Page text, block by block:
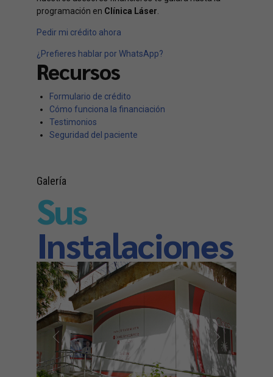
programación en Clínica Láser
Pedir mi crédito ahora
¿Prefieres hablar por WhatsApp?
Recursos
Formulario de crédito
Cómo funciona la financiación
Testimonios
Seguridad del paciente
Galería
Sus
Instalaciones